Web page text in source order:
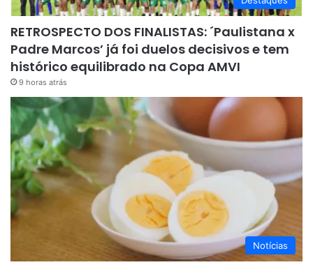
RETROSPECTO DOS FINALISTAS: ´Paulistana x
Padre Marcos’ já foi duelos decisivos e tem
histórico equilibrado na Copa AMVI
9 horas atrás
Notícias